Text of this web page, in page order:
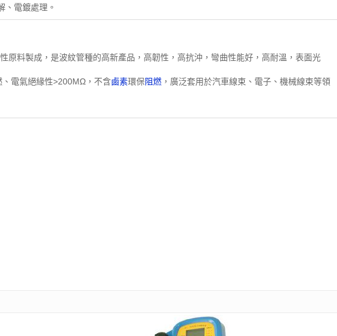
、電鍍處理。
原料製成，是波紋管種的高新產品，高韌性，高抗沖，彎曲性能好，高耐溫，表面光
電氣絕緣性>200MΩ，不含鹵素環保阻燃 ，廣泛套用於汽車線束、電子、機械線束等領